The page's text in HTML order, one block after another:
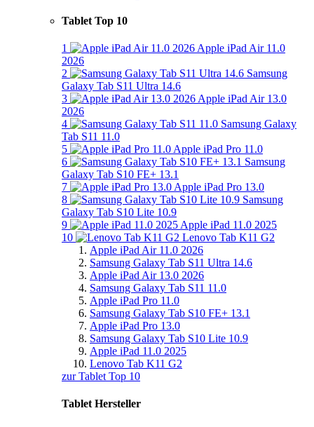
Tablet Top 10
1
Apple iPad Air 11.0
2026
2
Samsung
Galaxy Tab S11 Ultra 14.6
3
Apple iPad Air 13.0
2026
4
Samsung Galaxy
Tab S11 11.0
5
Apple iPad Pro 11.0
6
Samsung
Galaxy Tab S10 FE+ 13.1
7
Apple iPad Pro 13.0
8
Samsung
Galaxy Tab S10 Lite 10.9
9
Apple iPad 11.0 2025
10
Lenovo Tab K11 G2
Apple iPad Air 11.0 2026
Samsung Galaxy Tab S11 Ultra 14.6
Apple iPad Air 13.0 2026
Samsung Galaxy Tab S11 11.0
Apple iPad Pro 11.0
Samsung Galaxy Tab S10 FE+ 13.1
Apple iPad Pro 13.0
Samsung Galaxy Tab S10 Lite 10.9
Apple iPad 11.0 2025
Lenovo Tab K11 G2
zur Tablet Top 10
Tablet Hersteller